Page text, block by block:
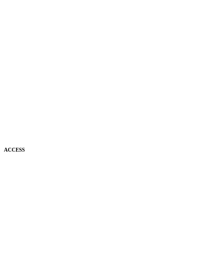
ACCESS